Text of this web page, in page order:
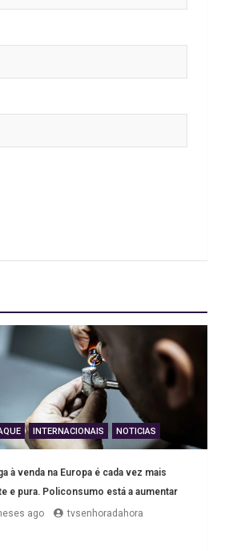
INTERNACIONAIS NOTICIAS
à venda na Europa é cada vez mais
e pura. Policonsumo está a aumentar
ago
tvsenhoradahora